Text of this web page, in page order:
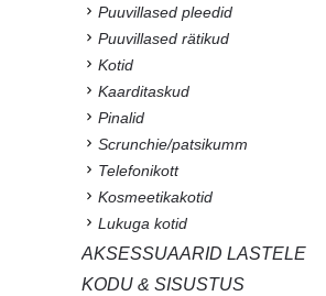
Puuvillased pleedid
Puuvillased rätikud
Kotid
Kaarditaskud
Pinalid
Scrunchie/patsikumm
Telefonikott
Kosmeetikakotid
Lukuga kotid
AKSESSUAARID LASTELE
KODU & SISUSTUS